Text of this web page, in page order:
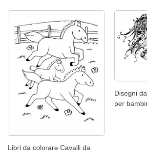
Libri da colorare Cavalli da
Disegni
per